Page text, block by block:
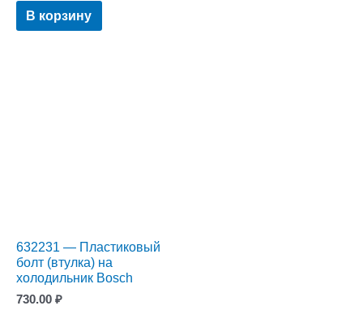
В корзину
632231 — Пластиковый
болт (втулка) на
холодильник Bosch
730.00 ₽